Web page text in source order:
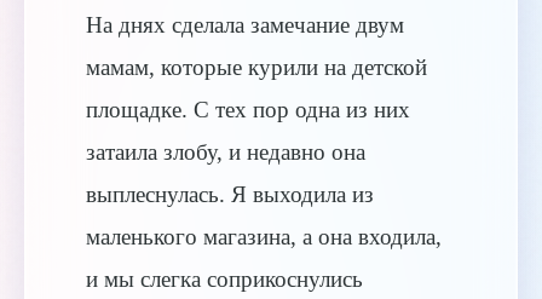
На днях сделала замечание двум
мамам, которые курили на детской
площадке. С тех пор одна из них
затаила злобу, и недавно она
выплеснулась. Я выходила из
маленького магазина, а она входила,
и мы слегка соприкоснулись